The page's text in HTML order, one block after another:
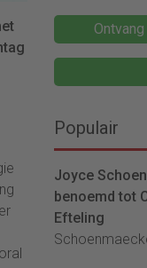
Populair
Joyce
benoemd tot
Efteling